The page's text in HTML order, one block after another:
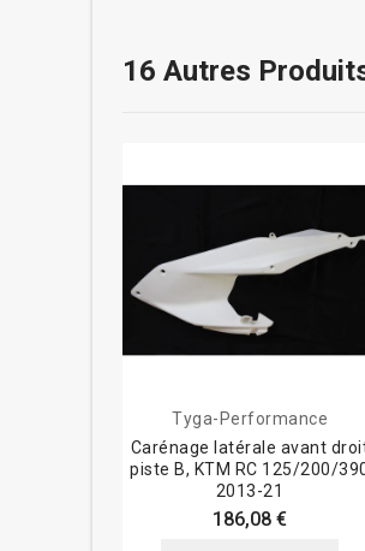
16 Autres
Tyga-Performance
Carénage latérale avant
piste B, KTM RC 125/200/
2013-21
186,08 €